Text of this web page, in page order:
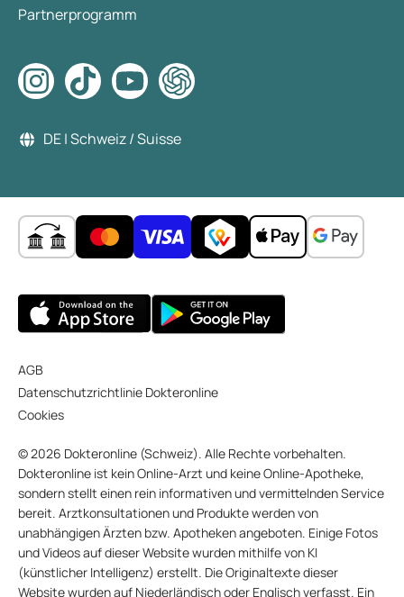
Partnerprogramm
DE | Schweiz / Suisse
AGB
Datenschutzrichtlinie Dokteronline
Cookies
© 2026 Dokteronline (Schweiz). Alle Rechte vorbehalten.
Dokteronline ist kein Online-Arzt und keine Online-Apotheke,
sondern stellt einen rein informativen und vermittelnden Service
bereit. Arztkonsultationen und Produkte werden von
unabhängigen Ärzten bzw. Apotheken angeboten. Einige Fotos
und Videos auf dieser Website wurden mithilfe von KI
(künstlicher Intelligenz) erstellt. Die Originaltexte dieser
Website wurden auf Niederländisch oder Englisch verfasst. Ein